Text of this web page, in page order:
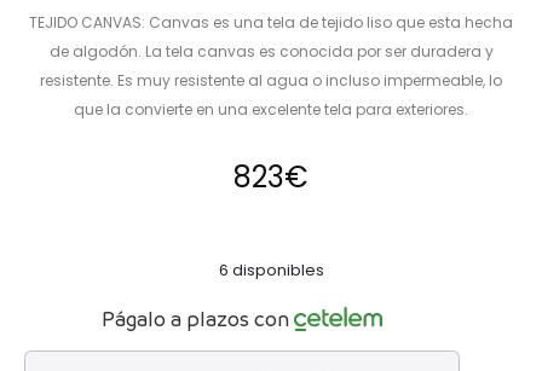
TEJIDO CANVAS: Canvas es una tela de tejido liso que esta hecha
de algodón. La tela canvas es conocida por ser duradera y
resistente. Es muy resistente al agua o incluso impermeable, lo
que la convierte en una excelente tela para exteriores.
823€
6 disponibles
Págalo a plazos con